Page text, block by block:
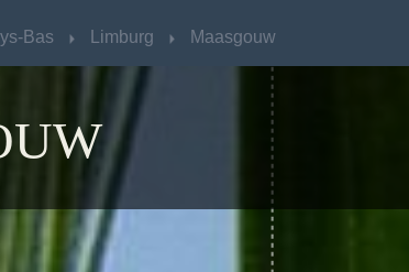
Bas Limburg Maasgouw
Bas Limburg Maasgouw